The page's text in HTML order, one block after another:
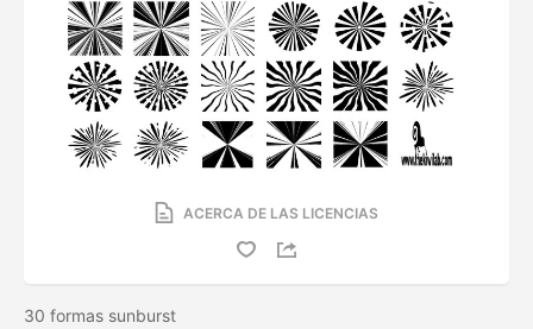
ACERCA DE LAS LICENCIAS
30 formas sunburst